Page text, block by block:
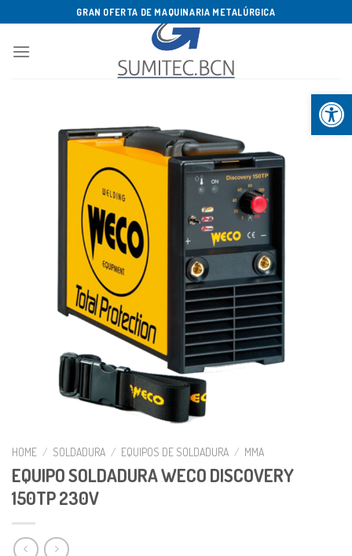
Abrir
al
contenido
GRAN OFERTA DE MAQUINARIA METALÚRGICA
HOME / SOLDADURA / EQUIPOS DE SOLDADURA / MMA
EQUIPO SOLDADURA WECO DISCOVERY
150TP 230V